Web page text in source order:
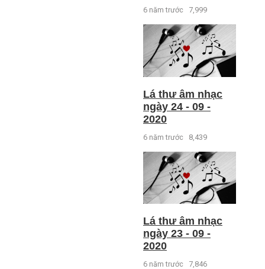
6 năm trước 7,999
Lá thư âm nhạc
ngày 24 - 09 -
2020
6 năm trước 8,439
Lá thư âm nhạc
ngày 23 - 09 -
2020
6 năm trước 7,846